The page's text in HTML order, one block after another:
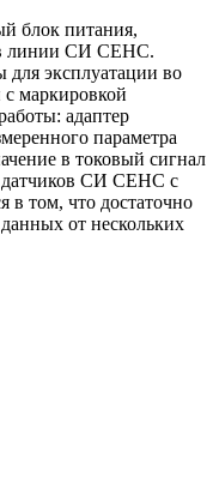
блок питания,
в линии СИ СЕНС.
эксплуатации во
с маркировкой
адаптер
параметра
в токовый сигнал
СИ СЕНС с
том, что достаточно
от нескольких